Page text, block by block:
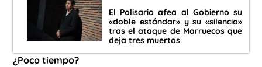
El Polisario afea al Gobierno su
«doble estándar» y su «silencio»
tras el ataque de Marruecos que
deja tres muertos
¿Poco tiempo?